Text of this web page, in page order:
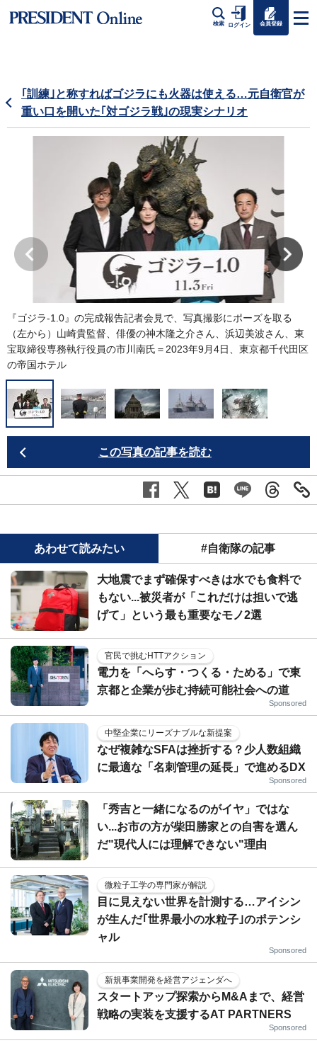
検索 ログイン 会員登録
｢訓練｣と称すればゴジラにも火器は使える…元自衛官が
重い口を開いた｢対ゴジラ戦｣の現実シナリオ
『ゴジラ-1.0』の完成報告記者会見で、写真撮影にポーズを取る
（左から）山崎貴監督、俳優の神木隆之介さん、浜辺美波さん、東
宝取締役専務執行役員の市川南氏＝2023年9月4日、東京都千代田区
の帝国ホテル
この写真の記事を読む
あわせて読みたい #自衛隊の記事
大地震でまず確保すべきは水でも食料で
もない...被災者が「これだけは担いで逃
げて」という最も重要なモノ2選
官民で挑むHTTアクション
電力を「へらす・つくる・ためる」で東
京都と企業が歩む持続可能社会への道
Sponsored
中堅企業にリーズナブルな新提案
なぜ複雑なSFAは挫折する？少人数組織
に最適な「名刺管理の延長」で進めるDX
Sponsored
「秀吉と一緒になるのがイヤ」ではな
い...お市の方が柴田勝家との自害を選ん
だ"現代人には理解できない"理由
微粒子工学の専門家が解説
目に見えない世界を計測する…アイシン
が生んだ｢世界最小の水粒子｣のポテンシ
ャル
Sponsored
新規事業開発を経営アジェンダへ
スタートアップ探索からM&Aまで、経営
戦略の実装を支援するAT PARTNERS
Sponsored